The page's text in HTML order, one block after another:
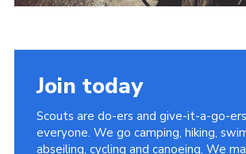
Join today
Scouts are do-ers and give-it-a-go-
everyone. We go camping, hiking,
abseiling, cycling and canoeing. We